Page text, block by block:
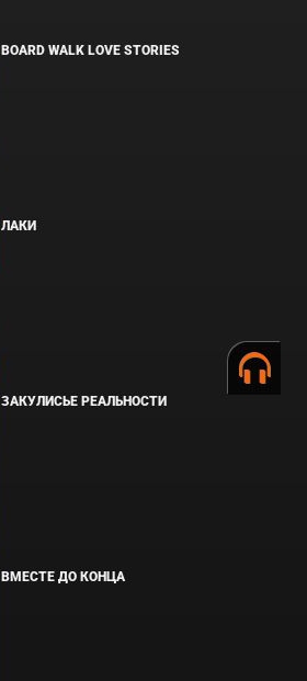
BOARD WALK LOVE STORIES
ЛАКИ
ЗАКУЛИСЬЕ РЕАЛЬНОСТИ
ВМЕСТЕ ДО КОНЦА